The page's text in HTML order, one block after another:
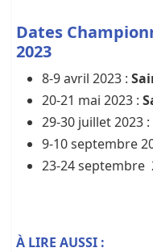
Dates
2023
8-9 avril 2023 :
20-21 mai 2023 :
29-30 juillet 2023 :
9-10 septembre
23-24 septembre
À LIRE AUSSI :